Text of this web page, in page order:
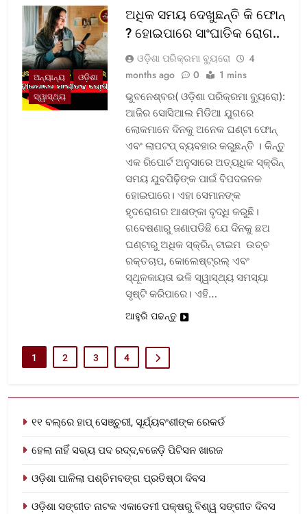
ଅନ୍ୟାନ୍ୟ
ଓଡ଼ିଶା
ସ୍ୱାସ୍ଥ୍ୟ
ଅଧିକ ସମୟ ଦେଖୁଛନ୍ତି କି ଫୋନ୍
? ହୋଇପାରେ ସାଂଘାତିକ ରୋଗ..
ଓଡ଼ିଶା ପରିକ୍ରମା ବ୍ୟୁରୋ
4
months ago
0 1 mins
ଭୁବନେଶ୍ବର( ଓଡ଼ିଶା ପରିକ୍ରମା ବ୍ୟୁରୋ):
ଆଜିର ସୋସିଆଲ ମିଡିଆ ଯୁଗରେ
ଲୋକମାନେ ଦିନକୁ ଅନେକ ଘଣ୍ଟା ଫୋନ୍
ଏବଂ ଲାପଟପ୍ ବ୍ୟବହାର କରୁଛନ୍ତି । କିନ୍ତୁ
ଏକ ରିପୋର୍ଟ ଅନୁସାରେ ଅତ୍ୟଧିକ ସ୍କ୍ରିନ୍
ସମୟ ଯୁବପିଢ଼ିଙ୍କ ପାଇଁ ବିପଦଜନକ
ହୋଇପାରେ। ଏହା ସେମାନଙ୍କ
ହୃଦରୋଗର ଆଶଙ୍କା ବୃଦ୍ଧି କରୁଛି।
ଗବେଷଣାରୁ ଜଣାପଡିଛି ଯେ ଦିନକୁ ଛଅ
ଘଣ୍ଟାରୁ ଅଧିକ ସ୍କ୍ରିନ୍ ଟାଇମ ଉଚ୍ଚ
ରକ୍ତଚାପ, କୋଲେଷ୍ଟ୍ରଲ୍ ଏବଂ
ସ୍ଥୂଳକାୟତା ଭଳି ସ୍ୱାସ୍ଥ୍ୟ ସମସ୍ୟା
ସୃଷ୍ଟି କରିପାରେ। ଏହି…
ଆହୁରି ପଢନ୍ତୁ
1 2 3 4
୧୧ ବଲ୍‌ରେ ହାପ୍ ସେଞ୍ଚୁରୀ, ସୂର୍ଯ୍ୟବଂଶୀଙ୍କ ରେକର୍ଡ
ହେଲା ନାହିଁ ସଭ୍ୟ ପଦ ରଦ୍ଦ,ବଜେଡ଼ି ପିଟିସନ ଖାରଜ
ଓଡ଼ିଶା ପାଳିଲା ପଶ୍ଚିମବଙ୍ଗ ପ୍ରତିଷ୍ଠା ଦିବସ
ଓଡ଼ିଶା ସଙ୍ଗୀତ ନାଟକ ଏକାଡେମୀ ପକ୍ଷରୁ ବିଶ୍ୱ ସଙ୍ଗୀତ ଦିବସ